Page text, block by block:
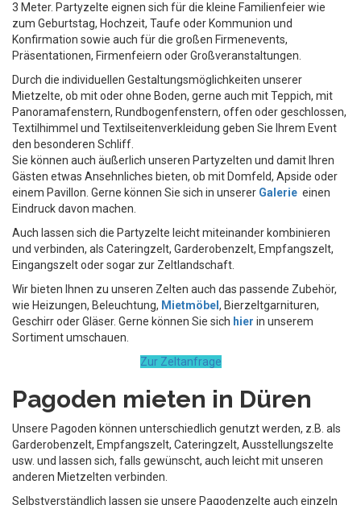
3 Meter. Partyzelte eignen sich für die kleine Familienfeier wie
zum Geburtstag, Hochzeit, Taufe oder Kommunion und
Konfirmation sowie auch für die großen Firmenevents,
Präsentationen, Firmenfeiern oder Großveranstaltungen.
Durch die individuellen Gestaltungsmöglichkeiten unserer
Mietzelte, ob mit oder ohne Boden, gerne auch mit Teppich, mit
Panoramafenstern, Rundbogenfenstern, offen oder geschlossen,
Textilhimmel und Textilseitenverkleidung geben Sie Ihrem Event
den besonderen Schliff.
Sie können auch äußerlich unseren Partyzelten und damit Ihren
Gästen etwas Ansehnliches bieten, ob mit Domfeld, Apside oder
einem Pavillon. Gerne können Sie sich in unserer Galerie einen
Eindruck davon machen.
Auch lassen sich die Partyzelte leicht miteinander kombinieren
und verbinden, als Cateringzelt, Garderobenzelt, Empfangszelt,
Eingangszelt oder sogar zur Zeltlandschaft.
Wir bieten Ihnen zu unseren Zelten auch das passende Zubehör,
wie Heizungen, Beleuchtung, Mietmöbel , Bierzeltgarnituren,
Geschirr oder Gläser. Gerne können Sie sich hier in unserem
Sortiment umschauen.
Zur Zeltanfrage
Pagoden mieten in Düren
Unsere Pagoden können unterschiedlich genutzt werden, z.B. als
Garderobenzelt, Empfangszelt, Cateringzelt, Ausstellungszelte
usw. und lassen sich, falls gewünscht, auch leicht mit unseren
anderen Mietzelten verbinden.
Selbstverständlich lassen sie unsere Pagodenzelte auch einzeln